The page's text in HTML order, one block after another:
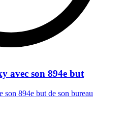
avec son 894e but
894e but de son bureau